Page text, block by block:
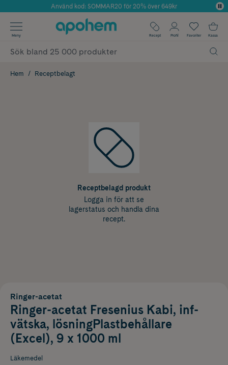
Årets Butik 2025 inom Skönhet
Använd kod: SOMMAR20 för 20% över 649kr
✓ Fri frakt
✓ Poäng på alla köp*
Meny Recept Profil Favoriter Kassa
Hem Receptbelagt
Receptbelagd produkt
Logga in för att se
lagerstatus och handla dina
recept.
Ringer-acetat
Ringer-acetat Fresenius Kabi, inf-
vätska, lösningPlastbehållare
(Excel), 9 x 1000 ml
Läkemedel